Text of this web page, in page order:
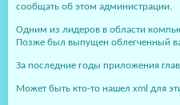
сообщать об этом администрации.
Одним из лидеров в области
Позже был выпущен облегченный
За последние годы приложения
Может быть кто-то нашел xml для